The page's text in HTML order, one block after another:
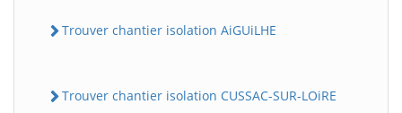
Trouver chantier isolation AiGUiLHE
Trouver chantier isolation CUSSAC-SUR-LOiRE